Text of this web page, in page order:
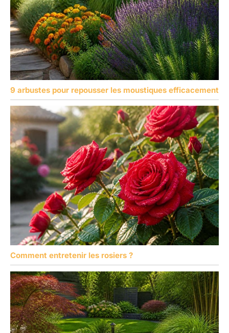
9 arbustes pour repousser les moustiques efficacement
Comment entretenir les rosiers ?